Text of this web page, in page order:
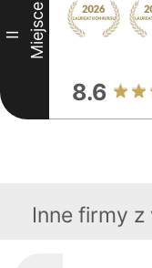
II Miejsce
8.6
Inne firmy